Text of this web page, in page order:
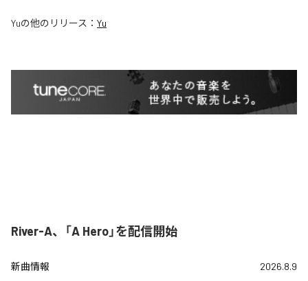
Yuの他のリリース： Yu
River-A、「A Hero」を配信開始
新曲情報 2026.8.9